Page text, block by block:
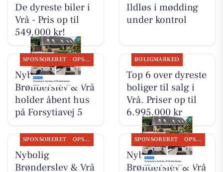
De dyreste biler i
Vrå - Pris op til
549.000 kr!
Ildløs i mødding
under kontrol
SPONSORERET OPSLAGSTAVLEN
Nybolig
Brønderslev & Vrå
holder åbent hus
på Forsytiavej 5
BOLIGMARKED
Top 6 over dyreste
boliger til salg i
Vrå. Priser op til
6.995.000 kr
SPONSORERET OPSLAGSTAVLEN
Nybolig
Brønderslev & Vrå
SPONSORERET OPSLAGSTAVLEN
Nybolig
Brønderslev & Vrå